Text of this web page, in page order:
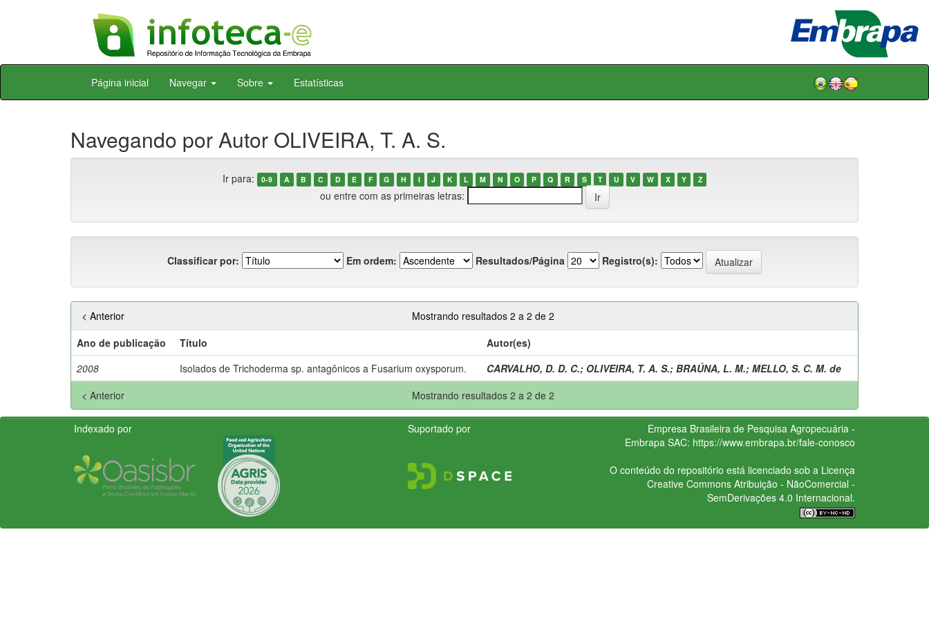
Skip
Página inicial Navegar Sobre Estatísticas
Navegando por Autor OLIVEIRA, T. A. S.
Ir para: 0-9 A B C D E F G H I J K L M N O P Q R S T U V W X Y Z
ou entre com as primeiras letras:
Classificar por: Em ordem: Resultados/Página Registro(s):
Mostrando resultados 2 a 2 de 2
< Anterior
Ano de publicação
Título
Autor(es)
2008
Isolados de Trichoderma sp. antagônicos a Fusarium oxysporum. CARVALHO, D. D. C.; OLIVEIRA, T. A. S.; BRAÚNA, L. M.; MELLO, S. C. M. de
Mostrando resultados 2 a 2 de 2
< Anterior
Indexado por Suportado por
Empresa Brasileira de Pesquisa Agropecuária -
Embrapa SAC: https://www.embrapa.br/fale-conosco
O conteúdo do repositório está licenciado sob a Licença
Creative CommonsAtribuição - NãoComercial -
SemDerivações 4.0 Internacional.